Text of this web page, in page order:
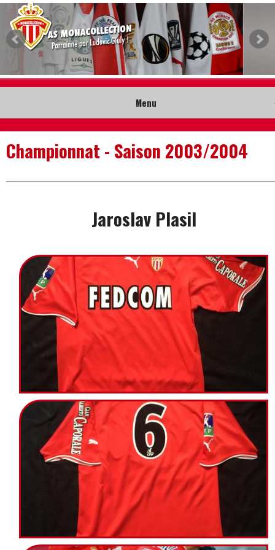
Menu
Accueil
Collection
Contact
Championnat - Saison 2003/2004
Jaroslav Plasil